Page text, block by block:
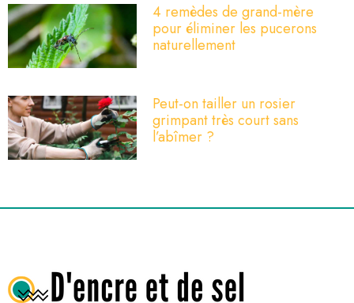
4 remèdes de grand-mère
pour éliminer les pucerons
naturellement
Peut-on tailler un rosier
grimpant très court sans
l’abîmer ?